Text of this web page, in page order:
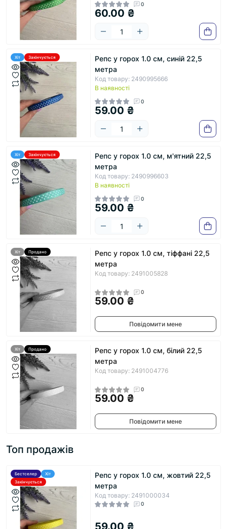
0
60.00 ₴
Хіт Закінчується
Репс у горох 1.0 см, синій 22,5
метра
Код товару: 2490995666
В наявності
0
59.00 ₴
Хіт Закінчується
Репс у горох 1.0 см, м'ятний 22,5
метра
Код товару: 2490996603
В наявності
0
59.00 ₴
Хіт Продано
Репс у горох 1.0 см, тіффані 22,5
метра
Код товару: 2491005828
0
59.00 ₴
Повідомити мене
Хіт Продано
Репс у горох 1.0 см, білий 22,5
метра
Код товару: 2491004776
0
59.00 ₴
Повідомити мене
Топ продажів
Бестселер
Хіт
Закінчується
Репс у горох 1.0 см, жовтий 22,5
метра
Код товару: 2491000034
0
59.00 ₴